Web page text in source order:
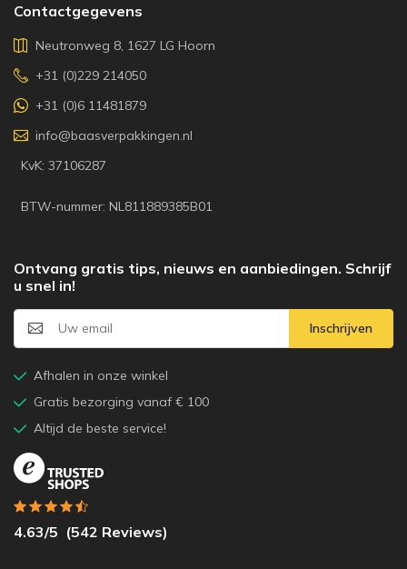
Contactgegevens
Neutronweg 8, 1627 LG Hoorn
+31 (0)229 214050
+31 (0)6 11481879
info@baasverpakkingen.nl
KvK: 37106287
BTW-nummer: NL811889385B01
Ontvang gratis tips, nieuws en aanbiedingen. Schrijf
u snel in!
Inschrijven
Afhalen in onze winkel
Gratis bezorging vanaf € 100
Altijd de beste service!
4.63/5 (542 Reviews)